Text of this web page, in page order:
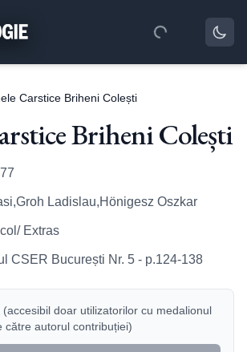
Carstice Briheni Colești
Briheni Colești
Ladislau,Hönigesz Oszkar
Extras
CSER București Nr. 5 - p.124-138
doar utilizatorilor cu medalionul
către autorul contribuției)